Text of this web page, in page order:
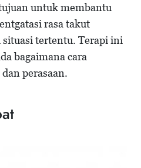
untuk membantu
rasa takut
situasi tertentu. Terapi ini
bagaimana cara
perasaan.